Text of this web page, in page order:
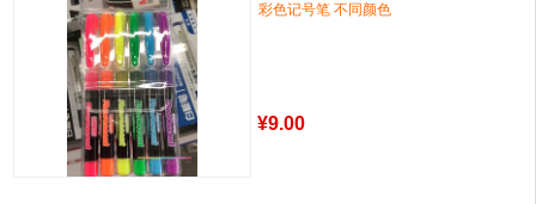
彩色记号笔 不同颜色
¥9.00